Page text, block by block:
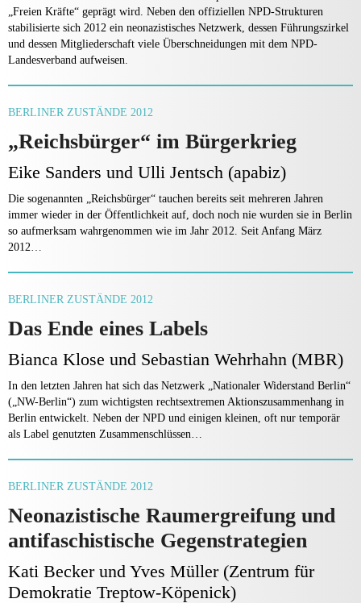
„Freien Kräfte“ geprägt wird. Neben den offiziellen NPD-Strukturen
stabilisierte sich 2012 ein neonazistisches Netzwerk, dessen Führungszirkel
und dessen Mitgliederschaft viele Überschneidungen mit dem NPD-
Landesverband aufweisen.
BERLINER ZUSTÄNDE 2012
„Reichsbürger“ im Bürgerkrieg
Eike Sanders und Ulli Jentsch (apabiz)
Die sogenannten „Reichsbürger“ tauchen bereits seit mehreren Jahren
immer wieder in der Öffentlichkeit auf, doch noch nie wurden sie in Berlin
so aufmerksam wahrgenommen wie im Jahr 2012. Seit Anfang März
2012…
BERLINER ZUSTÄNDE 2012
Das Ende eines Labels
Bianca Klose und Sebastian Wehrhahn (MBR)
In den letzten Jahren hat sich das Netzwerk „Nationaler Widerstand Berlin“
(„NW-Berlin“) zum wichtigsten rechtsextremen Aktionszusam­menhang in
Berlin entwickelt. Neben der NPD und einigen kleinen, oft nur temporär
als Label genutzten Zusammenschlüssen…
BERLINER ZUSTÄNDE 2012
Neonazistische Raumergreifung und
antifaschistische Gegenstrategien
Kati Becker und Yves Müller (Zentrum für
Demokratie Treptow-Köpenick)